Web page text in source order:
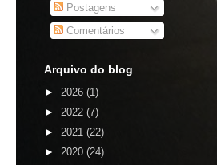
Postagens
Comentários
Arquivo do blog
► 2026 (1)
► 2022 (7)
► 2021 (22)
► 2020 (24)